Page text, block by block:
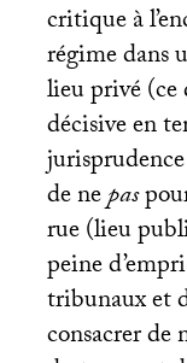
critique à
régime dans
lieu privé
décisive en
de nepas
rue (lieu
peine
tribunaux et
consacrer de